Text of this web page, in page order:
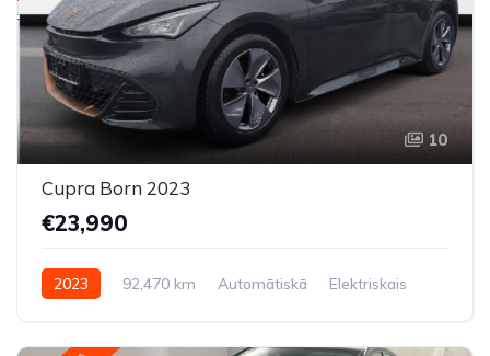
10
Cupra Born 2023
€23,990
2023 92,470 km Automātiskā
Elektriskais